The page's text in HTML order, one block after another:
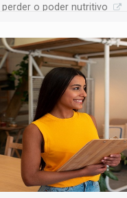
o poder nutritivo